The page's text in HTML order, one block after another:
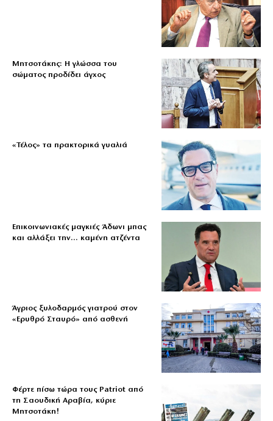
Μητσοτάκης: Η γλώσσα του
σώματος προδίδει άγχος
«Τέλος» τα πρακτορικά γυαλιά
Επικοινωνιακές μαγκιές Άδωνι μπας
και αλλάξει την… καμένη ατζέντα
Άγριος ξυλοδαρμός γιατρού στον
«Ερυθρό Σταυρό» από ασθενή
Φέρτε πίσω τώρα τους Patriot από
τη Σαουδική Αραβία, κύριε
Μητσοτάκη!